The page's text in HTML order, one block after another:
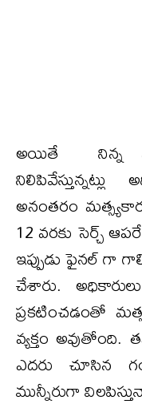
అయితే నిన్న
అనంతరం
12 వరకు సెర్చ్
ఇప్పుడు ఫైనల్ గా
చేశారు.
ప్రకటించడంతో
వ్యక్తం
ఎదరు చూసిన
మున్నీరుగా